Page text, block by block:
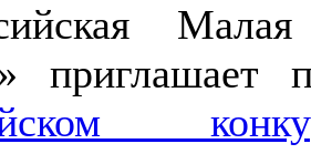
приглашает